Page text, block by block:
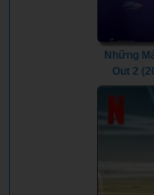
Những
Out 2